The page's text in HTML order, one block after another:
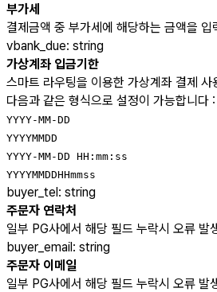
부가세
결제금액 중 부가세에 해당하는 금액을
vbank_due: string
가상계좌 입금기한
스마트 라우팅을 이용한 가상계좌 결제
다음과 같은 형식으로 설정이 가능합니다 :
YYYY-MM-DD
YYYYMMDD
YYYY-MM-DD HH:mm:ss
YYYYMMDDHHmmss
buyer_tel: string
주문자 연락처
일부 PG사에서 해당 필드 누락시 오류 발
buyer_email: string
주문자 이메일
일부 PG사에서 해당 필드 누락시 오류 발